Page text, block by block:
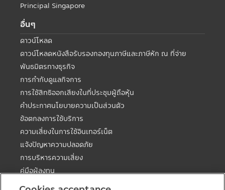
Principal Singapore
อื่นๆ
ดาวน์โหลด
ดาวน์โหลดหนังสือรับรองกองทุนภาษีและภาษีหัก ณ ที่จ่าย
พันธมิตรทางธุรกิจ
การกำกับดูแลกิจการ
การใช้สิทธิออกเสียงในที่ประชุมผู้ถือหุ้น
คำประกาศนโยบายความเป็นส่วนตัว
ข้อตกลงการใช้บริการ
ความเสี่ยงในการใช้อินเทอร์เน็ต
แจ้งปัญหาความปลอดภัย
การบริหารความเสี่ยง
คู่มือผู้ลงทุน
ตารางวันหยุดกองต่างประเทศ